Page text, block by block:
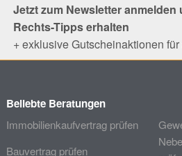
Jetzt zum Newsletter anmelden
Rechts-Tipps erhalten
+ exklusive Gutscheinaktionen
Beliebte Beratungen
Immobilienkaufvertrag prüfen
Bauvertrag prüfen